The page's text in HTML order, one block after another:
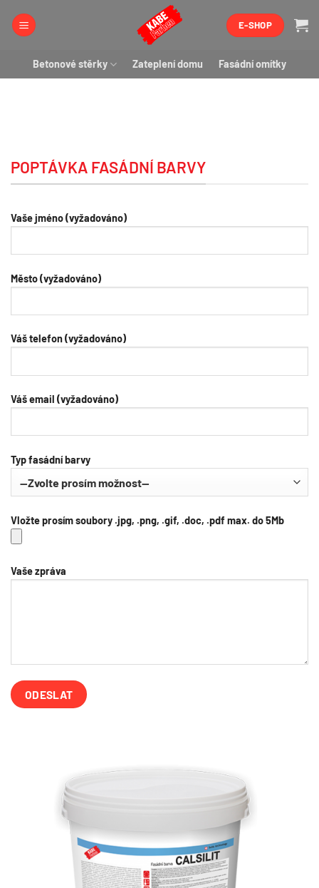
E-SHOP
Betonové stěrky Zateplení domu Fasádní omítky
POPTÁVKA FASÁDNÍ BARVY
Vaše jméno (vyžadováno)
Město (vyžadováno)
Váš telefon (vyžadováno)
Váš email (vyžadováno)
Typ fasádní barvy
Vložte prosím soubory .jpg, .png, .gif, .doc, .pdf max. do 5Mb
Vaše zpráva